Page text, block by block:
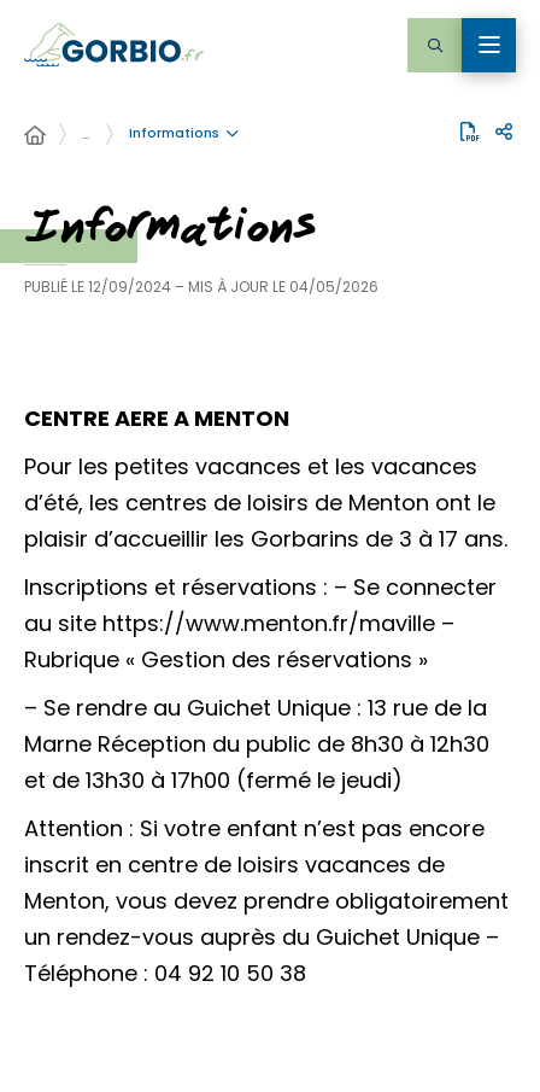
… Informations
Informations
PUBLIÉ LE12/09/2024 – MIS À JOUR LE 04/05/2026
CENTRE AERE A MENTON
Pour les petites vacances et les vacances
d’été, les centres de loisirs de Menton ont le
plaisir d’accueillir les Gorbarins de 3 à 17 ans.
Inscriptions et réservations : – Se connecter
au site https://www.menton.fr/maville –
Rubrique « Gestion des réservations »
– Se rendre au Guichet Unique : 13 rue de la
Marne Réception du public de 8h30 à 12h30
et de 13h30 à 17h00 (fermé le jeudi)
Attention : Si votre enfant n’est pas encore
inscrit en centre de loisirs vacances de
Menton, vous devez prendre obligatoirement
un rendez-vous auprès du Guichet Unique –
Téléphone : 04 92 10 50 38